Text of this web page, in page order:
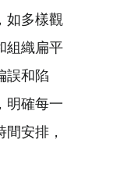
如多樣觀
組織扁平
誤和陷
明確每一
安排，